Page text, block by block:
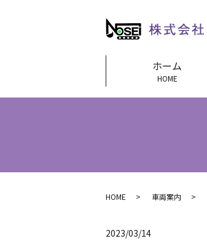
ホーム
HOME
HOME 車両案内
2023/03/14